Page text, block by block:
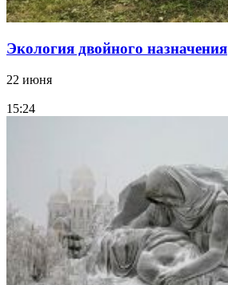
Экология двойного назначения
22 июня
15:24